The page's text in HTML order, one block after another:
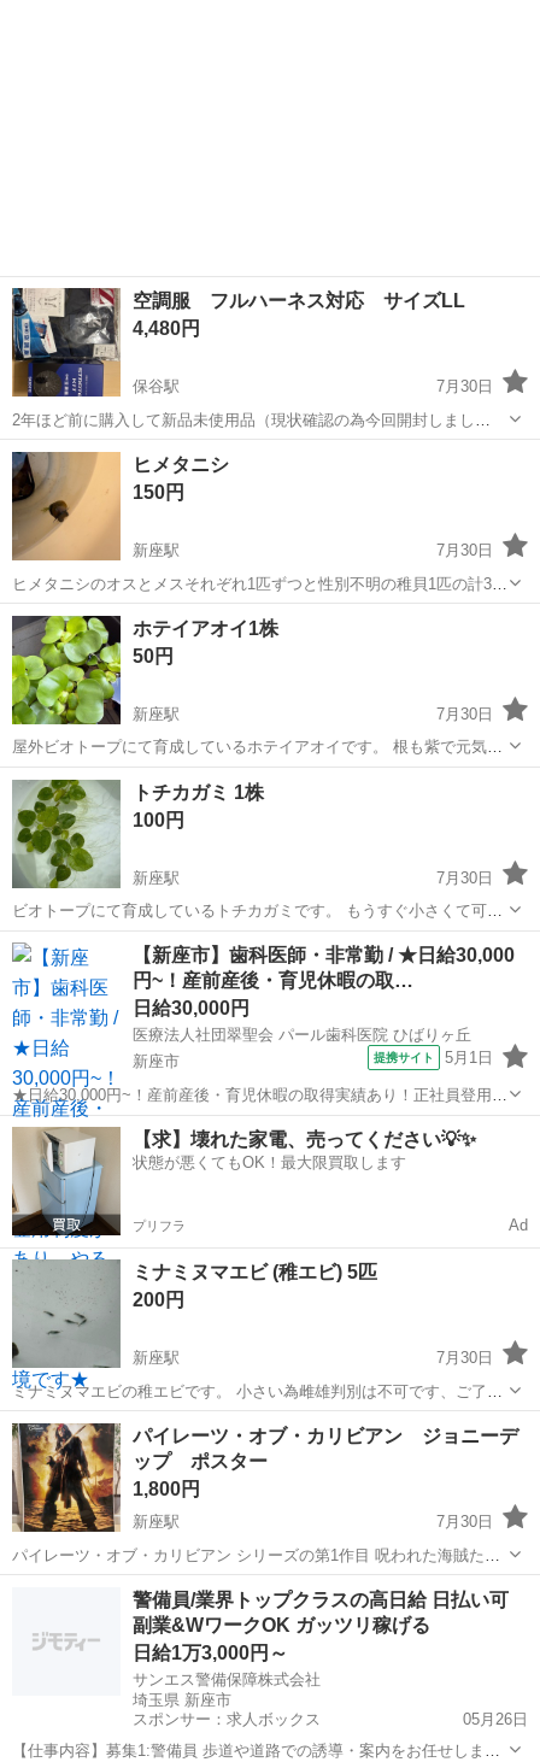
空調服 フルハーネス対応 サイズLL
4,480円
保谷駅
7月30日
2年ほど前に購入して新品未使用品（現状確認の為今回開封しまし
た。）当方170cm、62kg位の体格で同じ物を所有してますが丁度いい
位です。 需要があればと思い投稿いたします。 現行フルハーネス対応
かどうかは、必要であれば自分...
埼玉 新座市 保谷駅
ヒメタニシ
150円
新座駅
7月30日
ヒメタニシのオスとメスそれぞれ1匹ずつと性別不明の稚貝1匹の計3匹
のお渡しです。 雌雄ですぐに増殖します。今も繁殖シーズンで沢山産
んでくれています。 その他出品中のものとおまとめ購入いただける方
は割引いたします。 新...
埼玉 新座市 新座駅 その他
ホテイアオイ1株
50円
新座駅
7月30日
屋外ビオトープにて育成しているホテイアオイです。 根も紫で元気で
す。(画像2枚目) 薬不使用の為、エビの水槽にもすぐに入れていただけ
ます。 根が伸びすぎているものは定期的にカットしているため根が短
いものも混ざる可能性がありま...
埼玉 新座市 新座駅 その他
トチカガミ 1株
100円
新座駅
7月30日
ビオトープにて育成しているトチカガミです。 もうすぐ小さくて可愛
い白い花を咲かせるシーズンになるのでおすすめです😊薬不使用のた
めエビ飼育されている方も安心して導入していただけます。 葉の枚数
が多い個体をお渡しします。 (⚠...
埼玉 新座駅 その他 ビオトープ
【新座市】歯科医師・非常勤 / ★日給30,000
円~！産前産後・育児休暇の取…
日給30,000円
医療法人社団翠聖会 パール歯科医院 ひばりヶ丘
新座市
提携サイト 5月1日
★日給30,000円~！産前産後・育児休暇の取得実績あり！正社員登用制
度があり、やる気次第でキャリアアップできる環境です★ 日給：
30,000円~45,000円 ※給与は経験・能力を考慮して決定 アクセス：池
袋線 ひば...
埼玉 新座市 その他
【求】壊れた家電、売ってください💡✨
状態が悪くてもOK！最大限買取します
プリフラ Ad
ミナミヌマエビ (稚エビ) 5匹
200円
新座駅
7月30日
ミナミヌマエビの稚エビです。 小さい為雌雄判別は不可です、ご了承
下さい。 ビオトープで屋外飼育しております。 水温35度の中でも元気
な強い個体です。 7月生まれですがコケ取り能力も高く、アオミドロ
を入れるとすぐに食べてなく...
埼玉 新座市 新座駅
パイレーツ・オブ・カリビアン ジョニーデ
ップ ポスター
1,800円
新座駅
7月30日
パイレーツ・オブ・カリビアン シリーズの第1作目 呪われた海賊たち
の映画ポスターです。 ジョニー・デップ（Johnny Depp）演じるジャ
ック・スパロウが描かれています。 サイズ40センチ×50センチ 写真に
新座市 新座駅 その他
警備員/業界トップクラスの高日給 日払い可
副業&WワークOK ガッツリ稼げる
日給1万3,000円～
サンエス警備保障株式会社
埼玉県 新座市
スポンサー：求人ボックス
05月26日
【仕事内容】募集1:警備員 歩道や道路での誘導・案内をお任せしま